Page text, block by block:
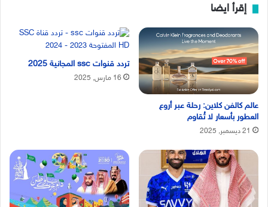
إقرأ ايضا
عالم كالفن كلاين: رحلة عبر أروع
العطور بأسعار لا تُقاوم
21 ديسمبر, 2025
تردد قنوات ssc المجانية 2025
16 مارس, 2025